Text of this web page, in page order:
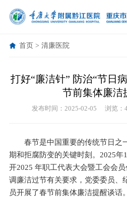
首页 > 清廉医院
打好“廉洁针” 防治“节日
节前集体廉洁
发布时间：2025-02-05 浏览：
春节是中国重要的传统节日之
期和拒腐防变的关键时刻。2025年
开2025 年职工代表大会暨工会会
调廉洁过节有关要求，党委委员、
员开展了春节前集体廉洁提醒谈话。